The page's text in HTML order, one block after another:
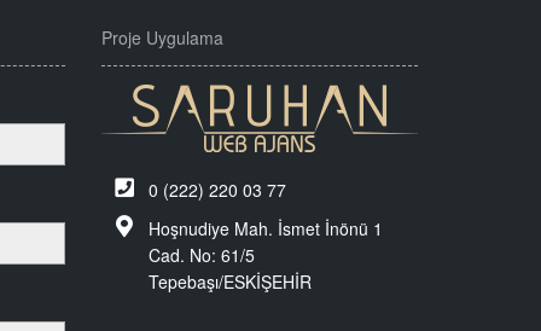
Proje Uygulama
0 (222) 220 03 77
Hoşnudiye Mah. İsmet İnönü 1
Cad. No: 61/5
Tepebaşı/ESKİŞEHİR